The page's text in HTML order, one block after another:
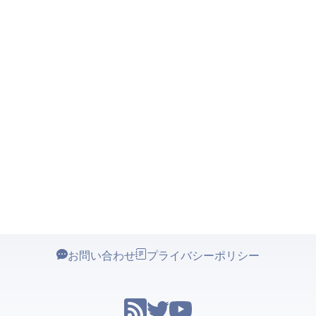
お問い合わせ プライバシーポリシー